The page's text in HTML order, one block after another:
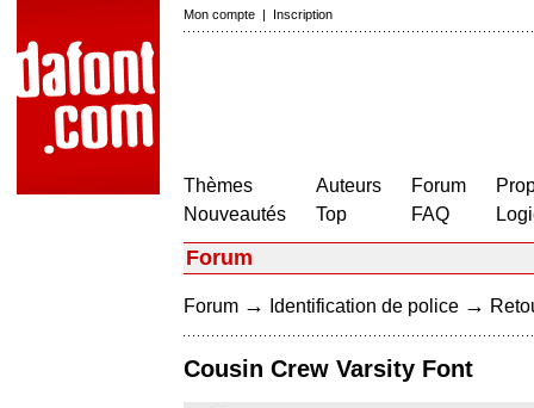
Mon compte | Inscription
Thèmes
Nouveautés
Auteurs
Top
Forum
FAQ
Forum
Forum → Identification de police →
Cousin Crew Varsity Font